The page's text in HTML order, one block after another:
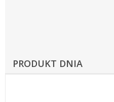
PRODUKT DNIA